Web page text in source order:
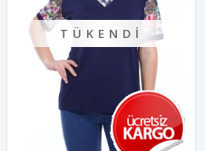
TÜKENDI